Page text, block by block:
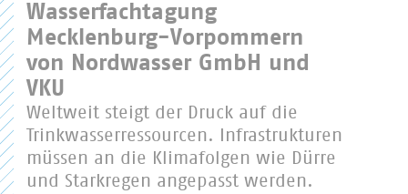
Wasserfachtagung
Mecklenburg-Vorpommern
von Nordwasser GmbH und
VKU
Weltweit steigt der Druck auf die
Trinkwasserressourcen. Infrastrukturen
müssen an die Klimafolgen wie Dürre
und Starkregen angepasst werden.